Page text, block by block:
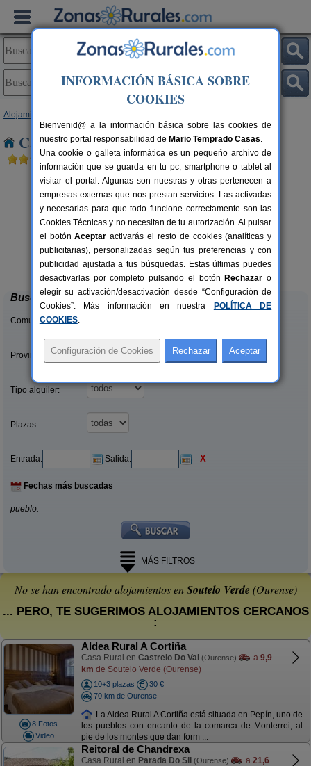
Alojamientos
Casas Rurales cerca de Soutelo Verde
2-3 pers.
desde35 €
O Fogar do Forno
Nogueira de Ramuin (Ourense)
Buscar
Comunidades:
Provincias/Islas:
Tipo alquiler:
Plazas:
Entrada: Salida: X
Fechas más buscadas
pueblo:
MÁS FILTROS
No se han encontrado alojamientos enSoutelo Verde(Ourense)
... PERO, TE SUGERIMOS ALOJAMIENTOS CERCANOS
:
8 Fotos
Video
Aldea Rural A Cortiña
Casa Rural en Castrelo Do Val (Ourense) a 9,9
km de Soutelo Verde (Ourense)
10+3 plazas
30 €
70 km de Ourense
La Aldea Rural A Cortiña está situada en Pepín, uno de
los pueblos con encanto de la comarca de Monterrei, al
pie de los montes que dan form ...
Reitoral de Chandrexa
Casa Rural en Parada Do Sil (Ourense) a 21,6
INFORMACIÓN BÁSICA SOBRE
COOKIES
Bienvenid@ a la información básica sobre las cookies de
nuestro portal responsabilidad de Mario Temprado Casas.
Una cookie o galleta informática es un pequeño archivo de
información que se guarda en tu pc, smartphone o tablet al
visitar el portal. Algunas son nuestras y otras pertenecen a
empresas externas que nos prestan servicios. Las activadas
y necesarias para que todo funcione correctamente son las
Cookies Técnicas y no necesitan de tu autorización. Al pulsar
el botónAceptar activarás el resto de cookies (analíticas y
publicitarias), personalizadas según tus preferencias y con
publicidad ajustada a tus búsquedas. Estas últimas puedes
desactivarlas por completo pulsando el botón Rechazar o
elegir su activación/desactivación desde “Configuración de
Cookies”. Más información en nuestra
POLÍTICA DE
COOKIES.